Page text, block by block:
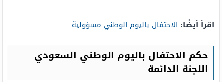
اقرأ أيضًا: الاحتفال باليوم الوطني مسؤولية
حكم الاحتفال باليوم الوطني السعودي
اللجنة الدائمة